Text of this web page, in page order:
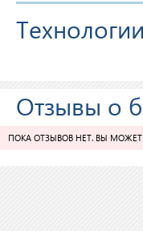
Технологии
Отзывы о
ПОКА ОТЗЫВОВ НЕТ. ВЫ